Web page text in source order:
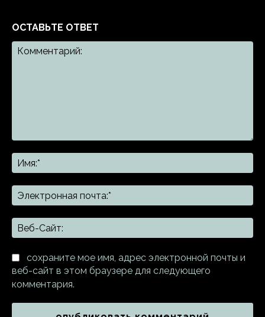
ОСТАВЬТЕ ОТВЕТ
сохраните мое имя, адрес электронной почты и
веб-сайт в этом браузере для следующего
комментария.